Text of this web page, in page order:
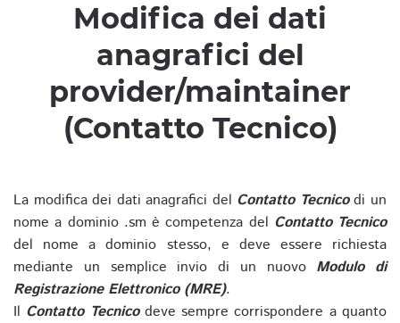
Modifica dei dati
anagrafici del
provider/maintainer
(Contatto Tecnico)
La modifica dei dati anagrafici del Contatto Tecnicodi un
nome a dominio .sm è competenza del Contatto Tecnico
del nome a dominio stesso, e deve essere richiesta
mediante un semplice invio di un nuovo Modulo di
Registrazione Elettronico (MRE).
Il Contatto Tecnicodeve sempre corrispondere a quanto